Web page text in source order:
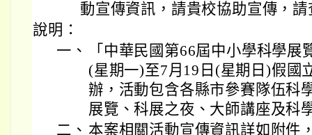
動宣傳資訊，請貴校協助宣傳，請
說明：
一、
「中華民國第66屆中小學科學
(星期一)至7月19日(星期日)假國
辦，活動包含各縣市參賽隊伍科
展覽、科展之夜、大師講座及科
二、 本案相關活動宣傳資訊詳如附件